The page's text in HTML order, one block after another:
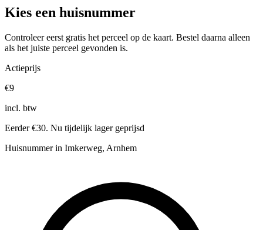
Kies een huisnummer
Controleer eerst gratis het perceel op de kaart. Bestel daarna alleen
als het juiste perceel gevonden is.
Actieprijs
€9
incl. btw
Eerder €30. Nu tijdelijk lager geprijsd
Huisnummer in Imkerweg, Arnhem